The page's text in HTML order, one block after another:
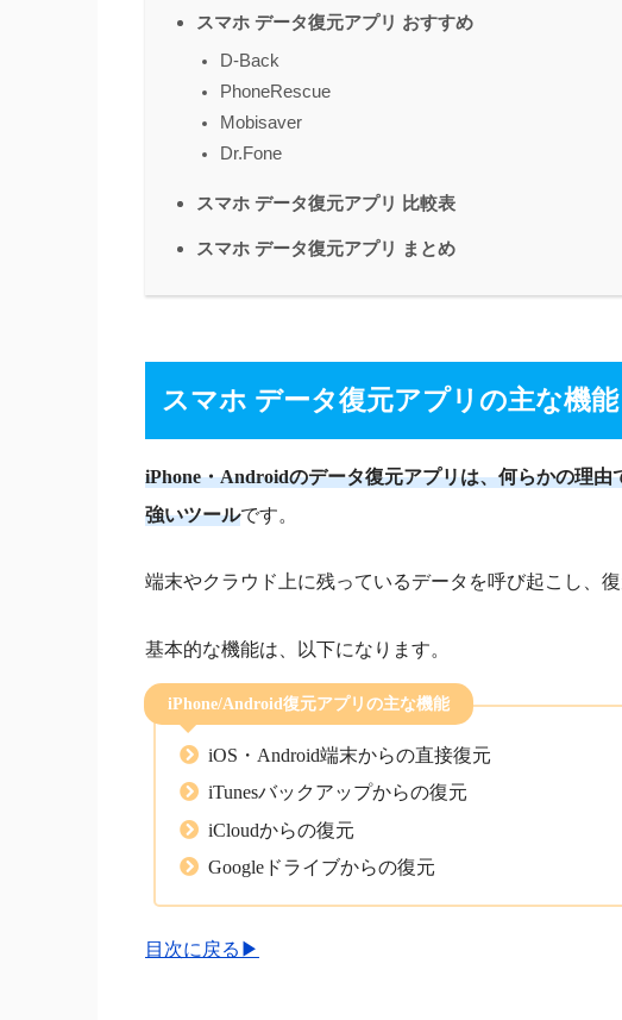
スマホ データ復元アプリ おすすめ
D-Back
PhoneRescue
Mobisaver
Dr.Fone
スマホ データ復元アプリ 比較表
スマホ データ復元アプリ まとめ
スマホ データ復元アプリの主な機能
iPhone・Androidのデータ復元アプリは、何らかの理
強いツールです。
端末やクラウド上に残っているデータを呼び起こし、復
基本的な機能は、以下になります。
iPhone/Android復元アプリの主な機能
iOS・Android端末からの直接復元
iTunesバックアップからの復元
iCloudからの復元
Googleドライブからの復元
目次に戻る▶